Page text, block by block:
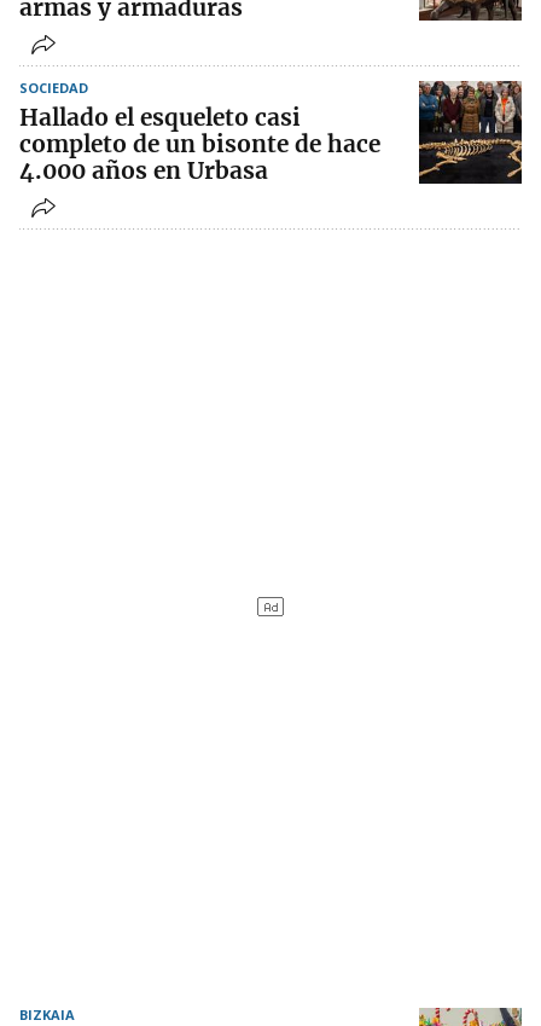
armas y armaduras
SOCIEDAD
Hallado el esqueleto casi
completo de un bisonte de hace
4.000 años en Urbasa
BIZKAIA